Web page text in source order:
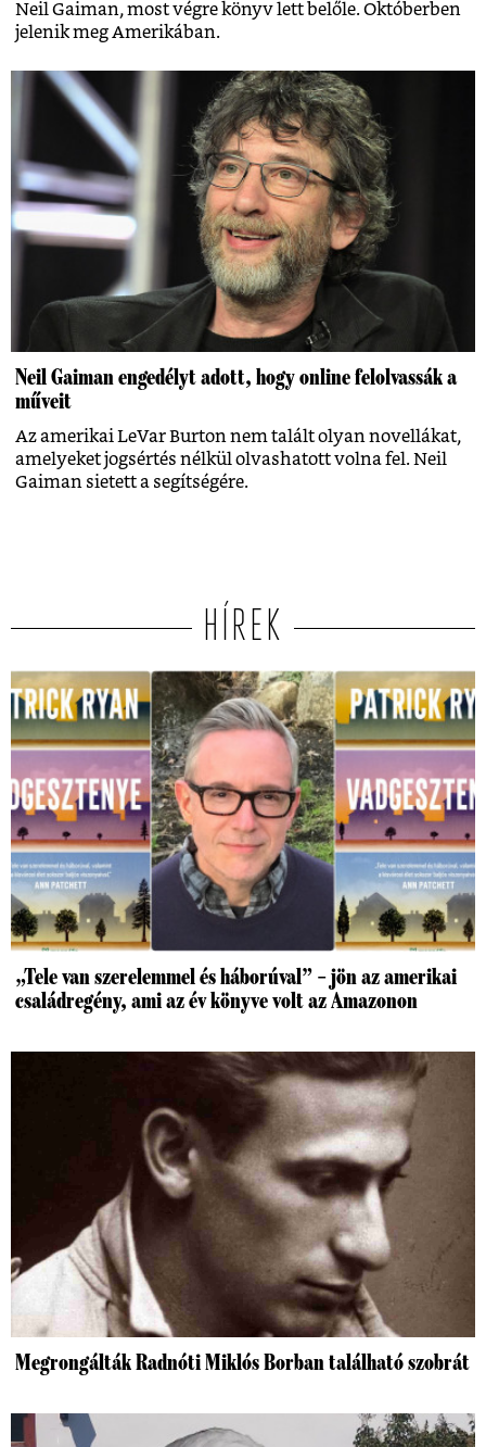
Neil Gaiman, most végre könyv lett belőle. Októberben
jelenik meg Amerikában.
Neil Gaiman engedélyt adott, hogy online felolvassák a
műveit
Az amerikai LeVar Burton nem talált olyan novellákat,
amelyeket jogsértés nélkül olvashatott volna fel. Neil
Gaiman sietett a segítségére.
HÍREK
„Tele van szerelemmel és háborúval” – jön az amerikai
családregény, ami az év könyve volt az Amazonon
Megrongálták Radnóti Miklós Borban található szobrát